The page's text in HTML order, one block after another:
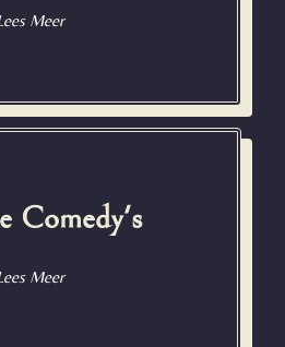
Meer
Comedy's
Meer